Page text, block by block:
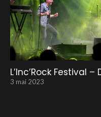
L’Inc’Rock Festival
3 mai 2023